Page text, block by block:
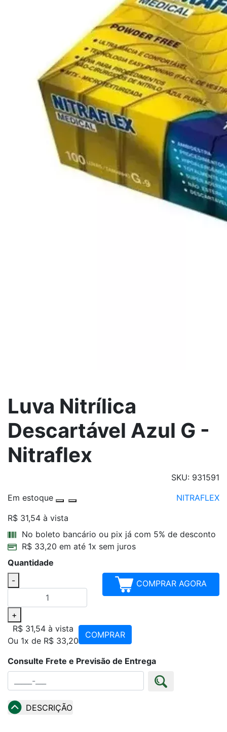
Luva Nitrílica
Descartável Azul G -
Nitraflex
SKU: 931591
Em estoque
NITRAFLEX
R$ 31,54 à vista
No boleto bancário ou pix já com 5% de desconto
R$ 33,20 em até 1x sem juros
Quantidade
-
+
COMPRAR AGORA
R$ 31,54 à vista
Ou 1x de R$ 33,20
COMPRAR
Consulte Frete e Previsão de Entrega
DESCRIÇÃO